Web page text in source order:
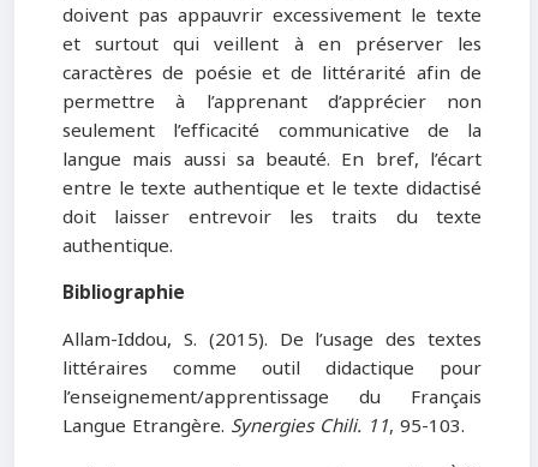
doivent pas appauvrir excessivement le texte
et surtout qui veillent à en préserver les
caractères de poésie et de littérarité afin de
permettre à l’apprenant d’apprécier non
seulement l’efficacité communicative de la
langue mais aussi sa beauté. En bref, l’écart
entre le texte authentique et le texte didactisé
doit laisser entrevoir les traits du texte
authentique.
Bibliographie
Allam-Iddou, S. (2015). De l’usage des textes
littéraires comme outil didactique pour
l’enseignement/apprentissage du Français
Langue Etrangère. Synergies Chili. 11, 95-103.